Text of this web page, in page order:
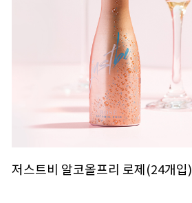
저스트비 알코올프리 로제(24개입)